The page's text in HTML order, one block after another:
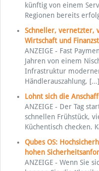
künftig von einem
Regionen bereits
Schneller, vernetzter,
Wirtschaft und
ANZEIGE - Fast
Jahren von einem
Infrastruktur
Händlerauszahlung, […]
Lohnt sich die
ANZEIGE - Der Tag
schnellen Frühstück,
Küchentisch checken.
Qubes OS:
hohen
ANZEIGE - Wenn Sie